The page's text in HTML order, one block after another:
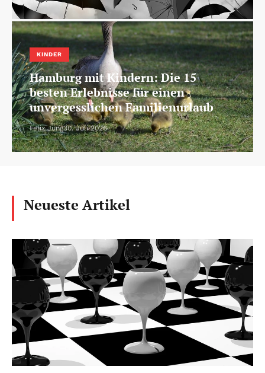
KINDER
Hamburg mit Kindern: Die 15
besten Erlebnisse für einen
unvergesslichen Familienurlaub
Felix Jung30. Juli 2026
Neueste Artikel